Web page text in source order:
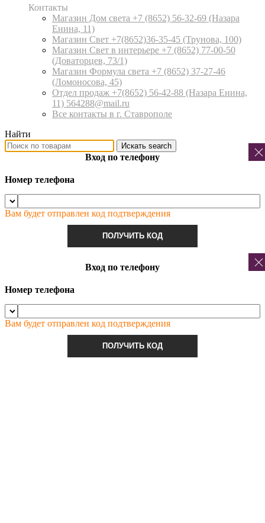
Контакты
Магазин Дом света +7 (8652) 56-32-69 (Назара
Енина, 11)
Магазин Свет +7(8652)36-35-45 (Трунова, 100)
Магазин Свет в интерьере +7 (8652) 77-00-50
(Доваторцев, 73/1)
Магазин Формула света +7 (8652) 37-27-46
(Ломоносова, 45)
Отдел продаж +7(8652) 56-42-88 (Назара Енина,
11) 564288@mail.ru
Все контакты в г. Ставрополе
Найти
Искать search
Вход по телефону
Номер телефона
Вам будет отправлен код подтверждения
ПОЛУЧИТЬ КОД
Вход по телефону
Номер телефона
Вам будет отправлен код подтверждения
ПОЛУЧИТЬ КОД